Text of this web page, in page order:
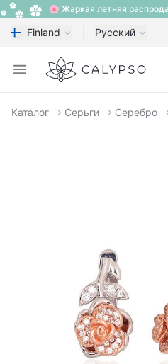
🌸 Жаркая летняя
Finland Русский
Open menu
Calypso
Каталог Серьги Серебро